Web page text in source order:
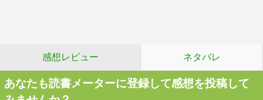
感想レビュー ネタバレ
あなたも読書メーターに登録して感想を投稿して